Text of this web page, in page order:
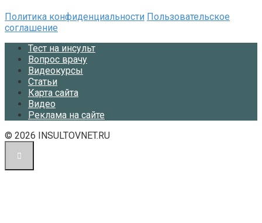
Политика конфиденциальности Пользовательское
соглашение
Тест на инсульт
Вопрос врачу
Видеокурсы
Статьи
Карта сайта
Видео
Реклама на сайте
© 2026 INSULTOVNET.RU